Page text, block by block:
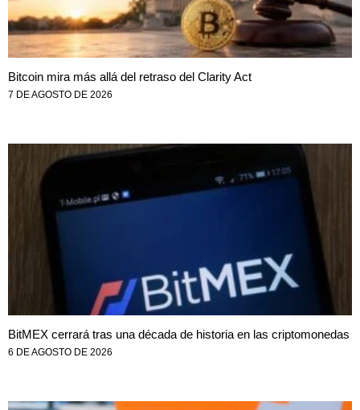
Bitcoin mira más allá del retraso del Clarity Act
7 DE AGOSTO DE 2026
BitMEX cerrará tras una década de historia en las criptomonedas
6 DE AGOSTO DE 2026